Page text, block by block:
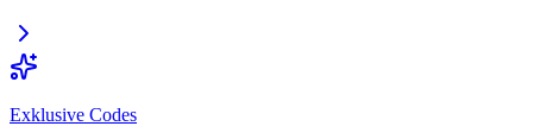
Exklusive Codes